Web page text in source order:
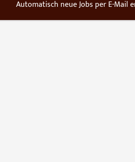
Automatisch neue Jobs per E-Mail